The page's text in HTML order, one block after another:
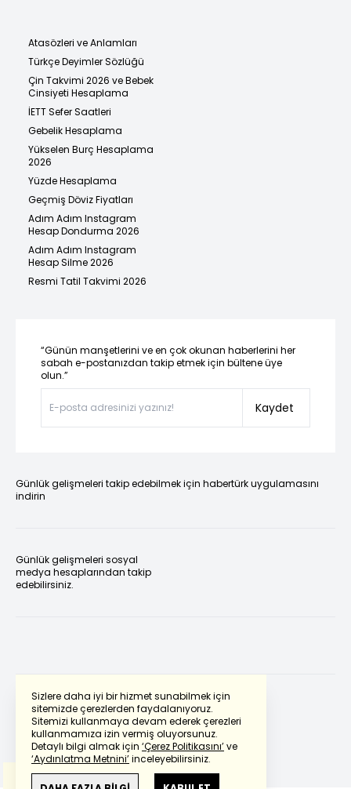
Sizlere daha iyi bir hizmet sunabilmek için
sitemizde çerezlerden faydalanıyoruz.
Sitemizi kullanmaya devam ederek çerezleri
kullanmamıza izin vermiş oluyorsunuz.
Detaylı bilgi almak için ‘Çerez Politikasını’ve
‘Aydınlatma Metnini’inceleyebilirsiniz.
Atasözleri ve Anlamları
Türkçe Deyimler Sözlüğü
Çin Takvimi 2026 ve Bebek
Cinsiyeti Hesaplama
İETT Sefer Saatleri
Gebelik Hesaplama
Yükselen Burç Hesaplama
2026
Yüzde Hesaplama
Geçmiş Döviz Fiyatları
Adım Adım Instagram
Hesap Dondurma 2026
Adım Adım Instagram
Hesap Silme 2026
Resmi Tatil Takvimi 2026
“Günün manşetlerini ve en çok okunan haberlerini her
sabah e-postanızdan takip etmek için bültene üye
olun.”
Kaydet
Günlük gelişmeleri takip edebilmek için habertürk uygulamasını
indirin
Günlük gelişmeleri sosyal
medya hesaplarından takip
edebilirsiniz.
Powered by Translate
Bu çevirideGoogle Transletekullanılmıştır.